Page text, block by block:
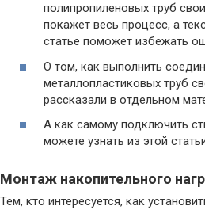
полипропиленовых труб
покажет весь процесс, а
статье поможет избежать
О том, как выполнить
металлопластиковых труб
рассказали в отдельном
А как самому подключить
можете узнать из этой
Монтаж накопительного
Тем, кто интересуется, как